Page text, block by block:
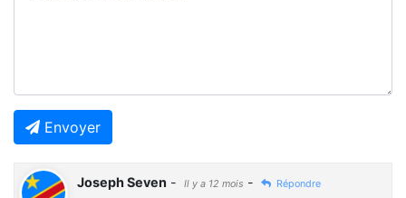
Envoyer
Joseph Seven - Il y a 12 mois - Répondre